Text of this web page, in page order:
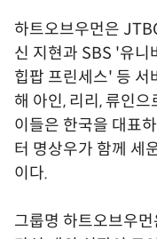
하트오브우먼은
신 지현과 SBS '유
힙팝 프린세스' 등 서
해 아인, 리리, 류인
이들은 한국을 대표
터 명상우가 함께 세
이다.
그룹명 하트오브우